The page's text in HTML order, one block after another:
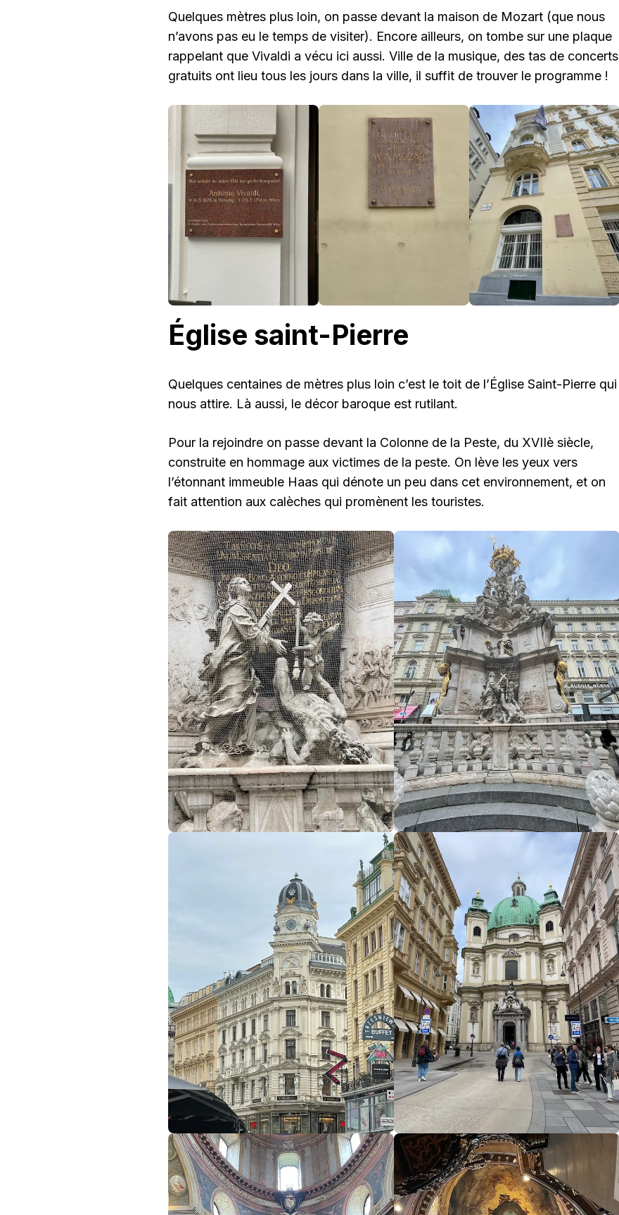
Quelques mètres plus loin, on passe devant la maison de Mozart (que nous
n’avons pas eu le temps de visiter). Encore ailleurs, on tombe sur une plaque
rappelant que Vivaldi a vécu ici aussi. Ville de la musique, des tas de concerts
gratuits ont lieu tous les jours dans la ville, il suffit de trouver le programme !
Église saint-Pierre
Quelques centaines de mètres plus loin c’est le toit de l’Église Saint-Pierre qui
nous attire. Là aussi, le décor baroque est rutilant.
Pour la rejoindre on passe devant la Colonne de la Peste, du XVIIè siècle,
construite en hommage aux victimes de la peste. On lève les yeux vers
l’étonnant immeuble Haas qui dénote un peu dans cet environnement, et on
fait attention aux calèches qui promènent les touristes.